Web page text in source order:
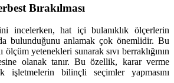
Bırakılması
incelerken, hat içi bulanıklık ölçerlerin
bulunduğunu anlamak çok önemlidir. Bu
ölçüm yetenekleri sunarak sıvı berraklığının
olanak tanır. Bu özellik, karar verme
işletmelerin bilinçli seçimler yapmasını